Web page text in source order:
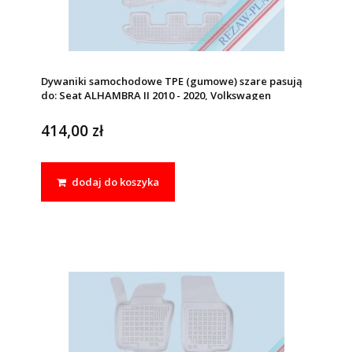
Dywaniki samochodowe TPE (gumowe) szare pasują
do: Seat ALHAMBRA II 2010 - 2020, Volkswagen
414,00 zł
dodaj do koszyka